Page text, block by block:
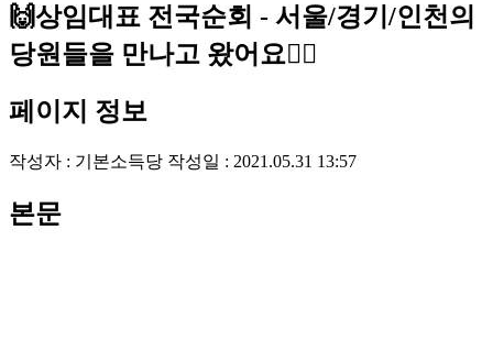
🙌상임대표 전국순회 - 서울/경기/인천의
당원들을 만나고 왔어요🏃‍♀️
페이지 정보
작성자 : 기본소득당 작성일 : 2021.05.31 13:57
본문